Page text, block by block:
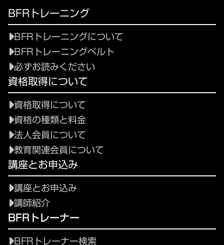
BFRトレーニング
BFRトレーニングについて
BFRトレーニングベルト
必ずお読みください
資格取得について
資格取得について
資格の種類と料金
法人会員について
教育関連会員について
講座とお申込み
講座とお申込み
講師紹介
BFRトレーナー
BFRトレーナー検索